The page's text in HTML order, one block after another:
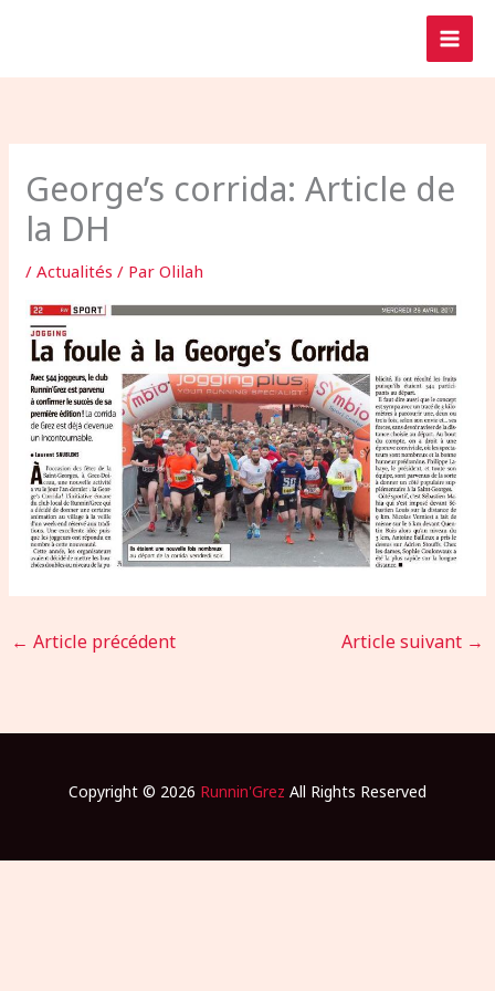
George’s corrida: Article de
la DH
/Actualités / ParOlilah
← Article précédent Article suivant →
Copyright © 2026 Runnin'Grez All Rights Reserved